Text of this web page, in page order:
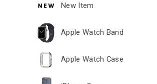
New Item
Apple Watch Band
Apple Watch Case